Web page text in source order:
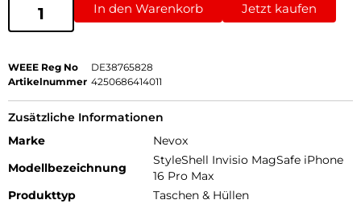
In den Warenkorb Jetzt kaufen
WEEE Reg No
DE38765828
Artikelnummer 4250686414011
Zusätzliche Informationen
Marke
Nevox
Modellbezeichnung
StyleShell Invisio MagSafe iPhone
16 Pro Max
Produkttyp
Taschen & Hüllen